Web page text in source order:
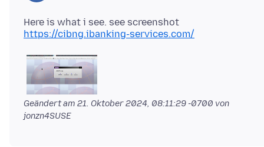
https://cibng.ibanking-services.com/
Geändert am 21. Oktober 2024, 08:11:29 -0700 von
jonzn4SUSE